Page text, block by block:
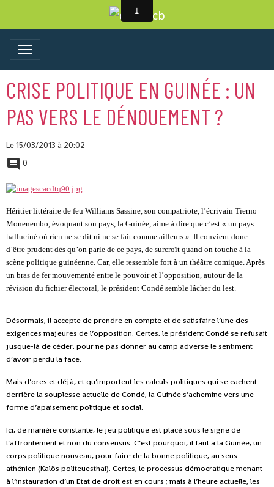
CRISE POLITIQUE EN GUINÉE : UN
PAS VERS LE DÉNOUEMENT ?
Le 15/03/2013 à 20:02
0
Héritier littéraire de feu Williams Sassine, son compatriote, l’écrivain Tierno
Monenembo, évoquant son pays, la Guinée, aime à dire que c’est « un pays
halluciné où rien ne se dit ni ne se fait comme ailleurs ». Il convient donc
d’être prudent dès qu’on parle de ce pays, de surcroît quand on touche à la
scène politique guinéenne. Car, elle ressemble fort à un théâtre comique. Après
un bras de fer mouvementé entre le pouvoir et l’opposition, autour de la
révision du fichier électoral, le président Condé semble lâcher du lest.
Désormais, il accepte de prendre en compte et de satisfaire l’une des
exigences majeures de l’opposition. Certes, le président Condé se refusait
jusque-là de céder, pour ne pas donner au camp adverse le sentiment
d’avoir perdu la face.
Mais d’ores et déjà, et qu’importent les calculs politiques qui se cachent
derrière la souplesse actuelle de Condé, la Guinée s’achemine vers une
forme d’apaisement politique et social.
Ici, de manière constante, le jeu politique est placé sous le signe de
l’affrontement et non du consensus. C’est pourquoi, il faut à la Guinée, un
corps politique nouveau, pour faire de la bonne politique, au sens
athénien (Kalôs politeuesthai). Certes, le processus démocratique menant
à l’instauration d’un Etat de droit est en cours ; mais à l’heure actuelle, les